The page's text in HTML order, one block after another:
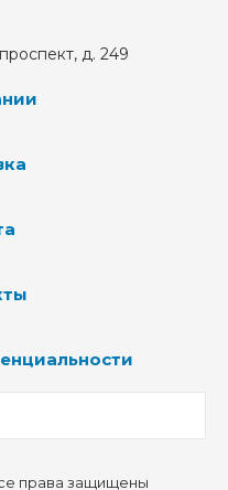
д. 249
права защищены